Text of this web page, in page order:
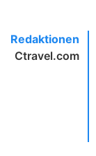
Redaktionen
Ctravel.com